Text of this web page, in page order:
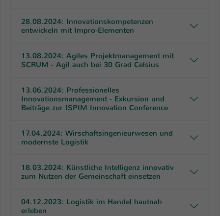
28.08.2024: Innovationskompetenzen
entwickeln mit Impro-Elementen
13.08.2024: Agiles Projektmanagement mit
SCRUM - Agil auch bei 30 Grad Celsius
13.06.2024: Professionelles
Innovationsmanagement - Exkursion und
Beiträge zur ISPIM Innovation Conference
17.04.2024: Wirschaftsingenieurwesen und
modernste Logistik
18.03.2024: Künstliche Intelligenz innovativ
zum Nutzen der Gemeinschaft einsetzen
04.12.2023: Logistik im Handel hautnah
erleben
Zweck
Speicherung Ihrer vorgenommen
Einstellungen, falls der Webseiten-
Anbieter TYPO3
Zweck
Dieses Cookie ist ein Standard-Session-
kann der eingeloggte Benutzer
gewährt.